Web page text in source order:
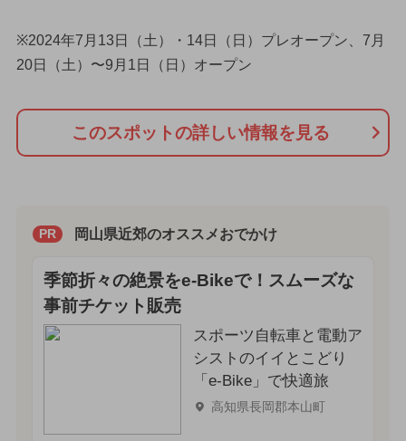
※2024年7月13日（土）・14日（日）プレオープン、7月
20日（土）〜9月1日（日）オープン
このスポットの詳しい情報を見る
PR 岡山県近郊のオススメおでかけ
季節折々の絶景をe-Bikeで！スムーズな
事前チケット販売
スポーツ自転車と電動ア
シストのイイとこどり
「e-Bike」で快適旅
高知県長岡郡本山町